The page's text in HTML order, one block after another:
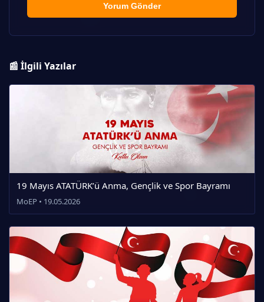
Yorum Gönder
📰 İlgili Yazılar
19 Mayıs ATATÜRK’ü Anma, Gençlik ve Spor Bayramı
MoEP • 19.05.2026